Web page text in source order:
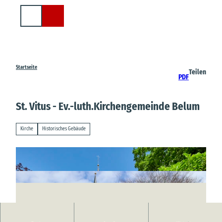
Startseite
PDF
Teilen
St. Vitus - Ev.-luth.Kirchengemeinde Belum
Kirche Historisches Gebäude